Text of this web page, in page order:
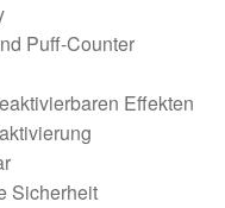
Puff-Counter
Effekten
Sicherheit